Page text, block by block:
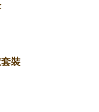
裝